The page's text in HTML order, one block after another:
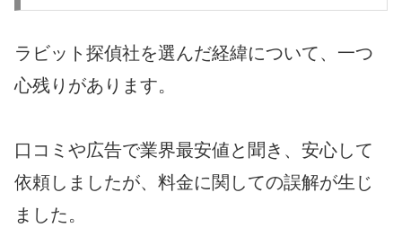
ラビット探偵社を選んだ経緯について、一つ
心残りがあります。
口コミや広告で業界最安値と聞き、安心して
依頼しましたが、料金に関しての誤解が生じ
ました。